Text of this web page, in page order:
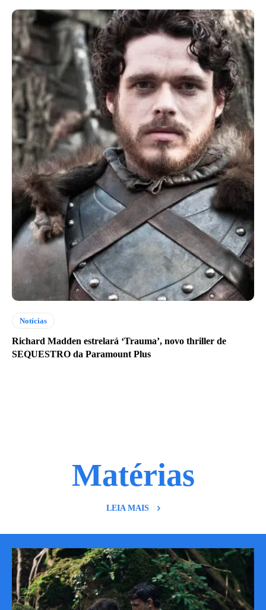
Notícias
Richard Madden estrelará ‘Trauma’, novo thriller de
SEQUESTRO da Paramount Plus
Matérias
LEIA MAIS